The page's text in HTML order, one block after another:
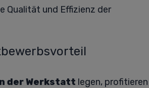
Qualität und Effizienz der
der Werkstatt legen, profitieren